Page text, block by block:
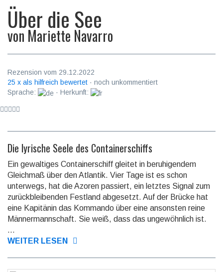
Über die See
von Mariette Navarro
Rezension vom 29.12.2022
25 x als hilfreich bewertet · noch unkommentiert
Sprache:
· Herkunft:
Die lyrische Seele des Containerschiffs
Ein gewaltiges Containerschiff gleitet in beruhigendem
Gleichmaß über den Atlantik. Vier Tage ist es schon
unterwegs, hat die Azoren passiert, ein letztes Signal zum
zurück­bleiben­den Festland abgesetzt. Auf der Brücke hat
eine Kapitänin das Kommando über eine ansonsten reine
Männer­mann­schaft. Sie weiß, dass das unge­wöhnlich ist.
...
WEITER LESEN